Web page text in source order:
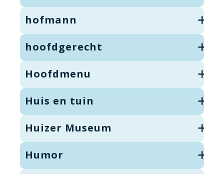
hofmann
hoofdgerecht
Hoofdmenu
Huis en tuin
Huizer Museum
Humor